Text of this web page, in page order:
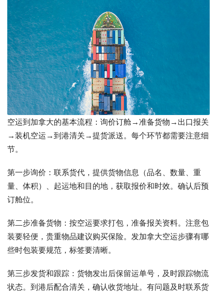
空运到加拿大的基本流程：询价订舱→准备货物→出口报关
→装机空运→到港清关→提货派送。每个环节都需要注意细
节。
第一步询价：联系货代，提供货物信息（品名、数量、重
量、体积）、起运地和目的地，获取报价和时效。确认后预
订舱位。
第二步准备货物：按空运要求打包，准备报关资料。注意包
装要轻便，贵重物品建议购买保险。发加拿大空运步骤有哪
些时包装要规范，标签要清晰。
第三步发货和跟踪：货物发出后保留运单号，及时跟踪物流
状态。到港后配合清关，确认收货地址。有问题及时联系货